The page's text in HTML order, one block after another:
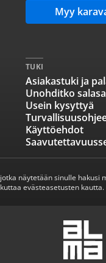
Myy
TUKI
Asiakastuki ja
Unohditko
Usein kysyttyä
Käyttöehdot
näytetään sinulle hakusi
evästeasetusten kautta.